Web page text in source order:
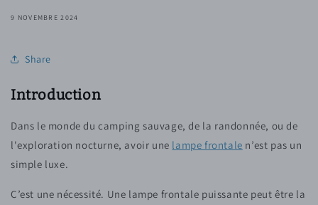
9 NOVEMBRE 2024
Share
Introduction
Dans le monde du camping sauvage, de la randonnée, ou de
l'exploration nocturne, avoir une lampe frontale n’est pas un
simple luxe.
C’est une nécessité. Une lampe frontale puissante peut être la